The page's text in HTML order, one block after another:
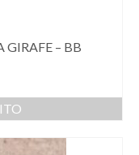
GIRAFE – BB